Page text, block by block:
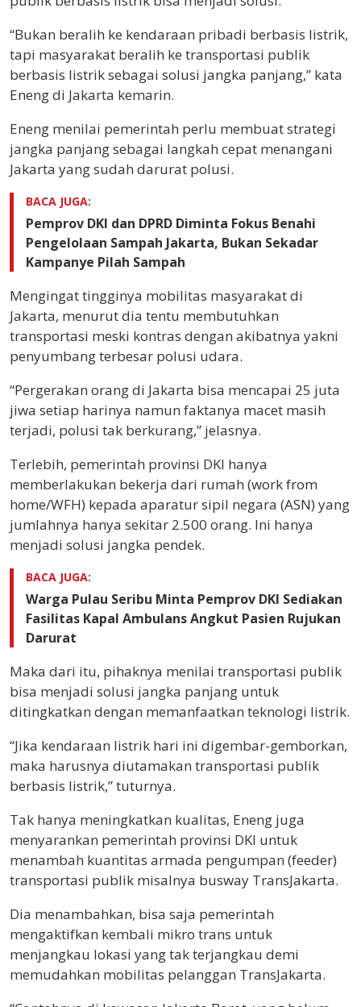
“Bukan beralih ke kendaraan pribadi berbasis listrik,
tapi masyarakat beralih ke transportasi publik
berbasis listrik sebagai solusi jangka panjang,” kata
Eneng di Jakarta kemarin.
Eneng menilai pemerintah perlu membuat strategi
jangka panjang sebagai langkah cepat menangani
Jakarta yang sudah darurat polusi.
BACA JUGA:
Pemprov DKI dan DPRD Diminta Fokus Benahi
Pengelolaan Sampah Jakarta, Bukan Sekadar
Kampanye Pilah Sampah
Mengingat tingginya mobilitas masyarakat di
Jakarta, menurut dia tentu membutuhkan
transportasi meski kontras dengan akibatnya yakni
penyumbang terbesar polusi udara.
“Pergerakan orang di Jakarta bisa mencapai 25 juta
jiwa setiap harinya namun faktanya macet masih
terjadi, polusi tak berkurang,” jelasnya.
Terlebih, pemerintah provinsi DKI hanya
memberlakukan bekerja dari rumah (work from
home/WFH) kepada aparatur sipil negara (ASN) yang
jumlahnya hanya sekitar 2.500 orang. Ini hanya
menjadi solusi jangka pendek.
BACA JUGA:
Warga Pulau Seribu Minta Pemprov DKI Sediakan
Fasilitas Kapal Ambulans Angkut Pasien Rujukan
Darurat
Maka dari itu, pihaknya menilai transportasi publik
bisa menjadi solusi jangka panjang untuk
ditingkatkan dengan memanfaatkan teknologi listrik.
“Jika kendaraan listrik hari ini digembar-gemborkan,
maka harusnya diutamakan transportasi publik
berbasis listrik,” tuturnya.
Tak hanya meningkatkan kualitas, Eneng juga
menyarankan pemerintah provinsi DKI untuk
menambah kuantitas armada pengumpan (feeder)
transportasi publik misalnya busway TransJakarta.
Dia menambahkan, bisa saja pemerintah
mengaktifkan kembali mikro trans untuk
menjangkau lokasi yang tak terjangkau demi
memudahkan mobilitas pelanggan TransJakarta.